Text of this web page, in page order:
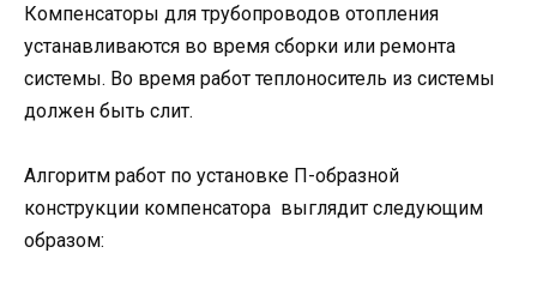
Компенсаторы для трубопроводов отопления
устанавливаются во время сборки или ремонта
системы. Во время работ теплоноситель из системы
должен быть слит.
Алгоритм работ по установке П-образной
конструкции компенсатора выглядит следующим
образом: